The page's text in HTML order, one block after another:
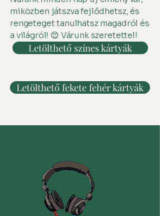
miközben játszva fejlődhetsz, és
rengeteget tanulhatsz magadról és
a világról! 😊 Várunk szeretettel!
Letölthető színes kártyák
Letölthető fekete fehér kártyák